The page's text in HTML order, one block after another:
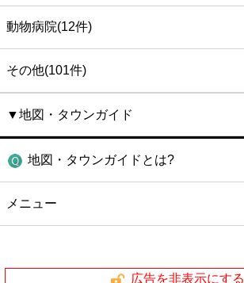
動物病院(12件)
その他(101件)
▼地図・タウンガイド
地図・タウンガイドとは?
メニュー
広告を非表示にする